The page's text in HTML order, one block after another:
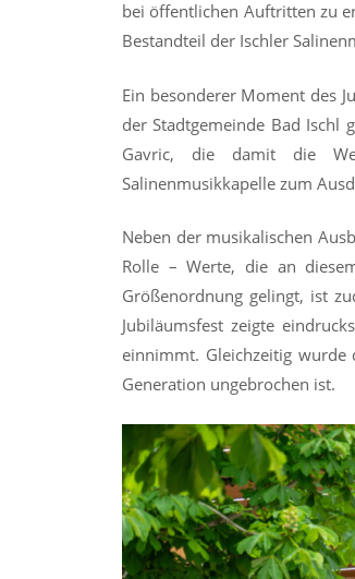
bei öffentlichen Auftritten zu
Bestandteil der Ischler
Ein besonderer Moment des
der Stadtgemeinde Bad Ischl
Gavric, die damit die
Salinenmusikkapelle zum
Neben der musikalischen
Rolle – Werte, die an
Größenordnung gelingt, ist
Jubiläumsfest zeigte
einnimmt. Gleichzeitig wurde
Generation ungebrochen ist.